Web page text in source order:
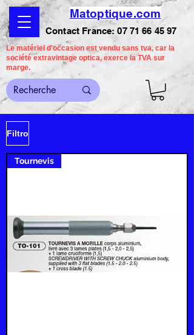
Matoptique.com
Contact France:07 71 66 45 97
Le matériel d'occasion est vendu sans tva, car la
société extravintage optica, exerce la TVA sur
marge.
Filtro
Tournevis